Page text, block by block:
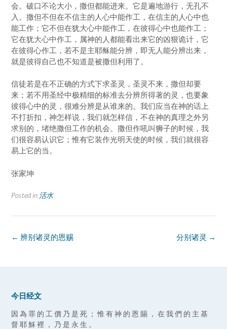
会。破口不论大小，撒但都能进来。它是遍地游行，无孔不
入。撒但不但在不信主的人心中能作工，在信主的人心中也
能工作；它不但在犹大心中能作工，在彼得心中也能作工；
它在犹大心中作工，属神的人都能看出来它的凶狠诡计，它
在彼得心作工，若不是主耶稣能分辨，即无人能分辨出来，
就是彼得自己也不知道是被撒但利用了。
信徒若是在不正确的方式下求圣灵，圣灵不来，撒但却要
来；若不用圣经中极精细的标准去分辨所得著的灵，也要象
彼得心中的灵，很难分辨是从谁来的。我们应当在神的话上
不打折扣，神怎样说，我们就怎样信，不在神的真理之外另
求别的，堵绝撒但工作的机会。撒但作吼叫狮子的时候，我
们很容易认识它；惟有它装作光明天使的时候，我们就很容
易上它的当。
张家坤
Posted in 活水
Post
分别诸灵 →
← 辨别诸灵的恩赐
今日经文
因 為 罪 的 工 價 乃 是 死 ； 惟 有 神 的 恩 賜 ， 在 我 們 的 主 基
督 耶 穌 裡 ， 乃 是 永 生 。